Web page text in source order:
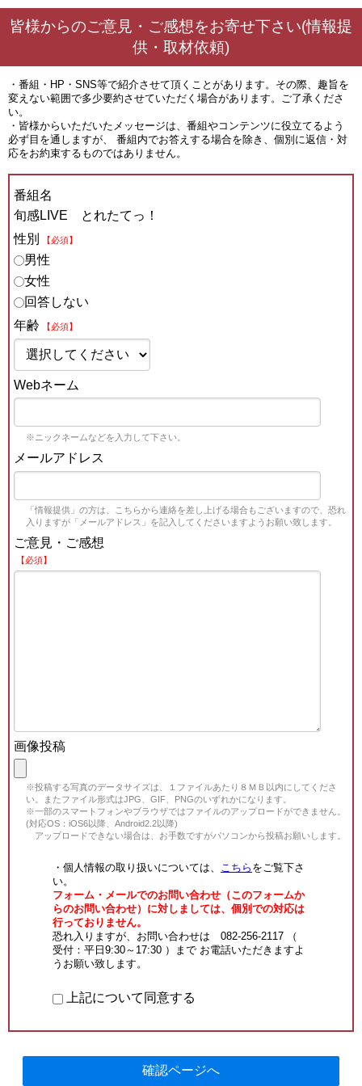
皆様からのご意見・ご感想をお寄せ下さい(情報提
供・取材依頼)
・番組・HP・SNS等で紹介させて頂くことがあります。その際、趣旨を
変えない範囲で多少要約させていただく場合があります。ご了承くださ
い。
・皆様からいただいたメッセージは、番組やコンテンツに役立てるよう
必ず目を通しますが、 番組内でお答えする場合を除き、個別に返信・対
応をお約束するものではありません。
番組名
旬感LIVE とれたてっ！
性別
【必須】
男性
女性
回答しない
年齢
【必須】
Webネーム
※ニックネームなどを入力して下さい。
メールアドレス
「情報提供」の方は、こちらから連絡を差し上げる場合もございますので、恐れ
入りますが「メールアドレス」を記入してくださいますようお願い致します。
ご意見・ご感想
【必須】
画像投稿
※投稿する写真のデータサイズは、１ファイルあたり８ＭＢ以内にしてくださ
い。またファイル形式はJPG、GIF、PNGのいずれかになります。
※一部のスマートフォンやブラウザではファイルのアップロードができません。
(対応OS：iOS6以降、Android2.2以降)
アップロードできない場合は、お手数ですがパソコンから投稿お願いします。
・個人情報の取り扱いについては、 こちら をご覧下さ
い。
フォーム・メールでのお問い合わせ（このフォームか
らのお問い合わせ）に対しましては、個別での対応は
行っておりません。
恐れ入りますが、お問い合わせは 082-256-2117 （
受付：平日9:30～17:30 ）まで お電話いただきますよ
うお願い致します。
上記について同意する
確認ページへ